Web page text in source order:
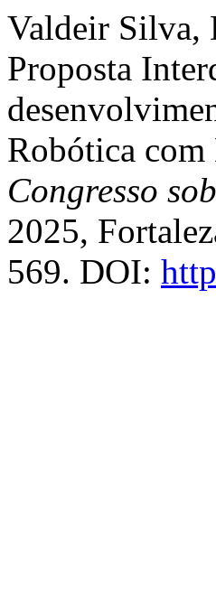
Valdeir Silva,
Proposta
Robótica
Congresso
2025,
569. DOI: